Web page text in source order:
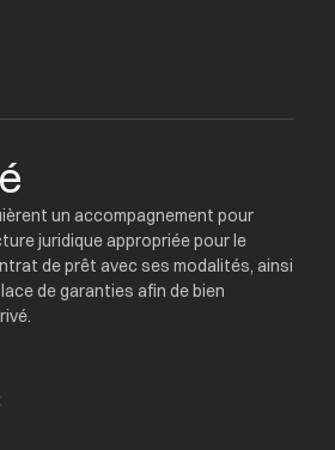
un accompagnement pour
juridique appropriée pour le
de prêt avec ses modalités, ainsi
de garanties afin de bien